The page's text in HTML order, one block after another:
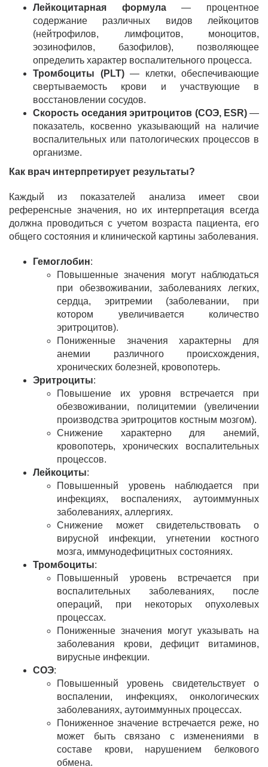
Лейкоцитарная формула— процентное
содержание различных видов лейкоцитов
(нейтрофилов, лимфоцитов, моноцитов,
эозинофилов, базофилов), позволяющее
определить характер воспалительного процесса.
Тромбоциты (PLT)— клетки, обеспечивающие
свертываемость крови и участвующие в
восстановлении сосудов.
Скорость оседания эритроцитов (СОЭ, ESR)—
показатель, косвенно указывающий на наличие
воспалительных или патологических процессов в
организме.
Как врач интерпретирует результаты?
Каждый из показателей анализа имеет свои
референсные значения, но их интерпретация всегда
должна проводиться с учетом возраста пациента, его
общего состояния и клинической картины заболевания.
Гемоглобин:
Повышенные значения могут наблюдаться
при обезвоживании, заболеваниях легких,
сердца, эритремии (заболевании, при
котором увеличивается количество
эритроцитов).
Пониженные значения характерны для
анемии различного происхождения,
хронических болезней, кровопотерь.
Эритроциты:
Повышение их уровня встречается при
обезвоживании, полицитемии (увеличении
производства эритроцитов костным мозгом).
Снижение характерно для анемий,
кровопотерь, хронических воспалительных
процессов.
Лейкоциты:
Повышенный уровень наблюдается при
инфекциях, воспалениях, аутоиммунных
заболеваниях, аллергиях.
Снижение может свидетельствовать о
вирусной инфекции, угнетении костного
мозга, иммунодефицитных состояниях.
Тромбоциты:
Повышенный уровень встречается при
воспалительных заболеваниях, после
операций, при некоторых опухолевых
процессах.
Пониженные значения могут указывать на
заболевания крови, дефицит витаминов,
вирусные инфекции.
СОЭ:
Повышенный уровень свидетельствует о
воспалении, инфекциях, онкологических
заболеваниях, аутоиммунных процессах.
Пониженное значение встречается реже, но
может быть связано с изменениями в
составе крови, нарушением белкового
обмена.